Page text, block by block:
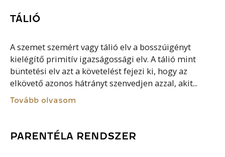
TÁLIÓ
A szemet szemért vagy tálió elv a bosszúigényt
kielégítő primitív igazságossági elv. A tálió mint
büntetési elv azt a követelést fejezi ki, hogy az
elkövető azonos hátrányt szenvedjen azzal, akit...
Tovább olvasom
PARENTÉLA RENDSZER